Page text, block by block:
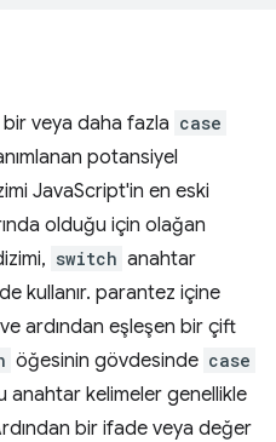
bir veya daha fazla case
potansiyel
JavaScript'in en eski
olduğu için olağan
switch anahtar
kullanır. parantez içine
ardından eşleşen bir çift
öğesinin gövdesinde case
anahtar kelimeler genellikle
bir ifade veya değer